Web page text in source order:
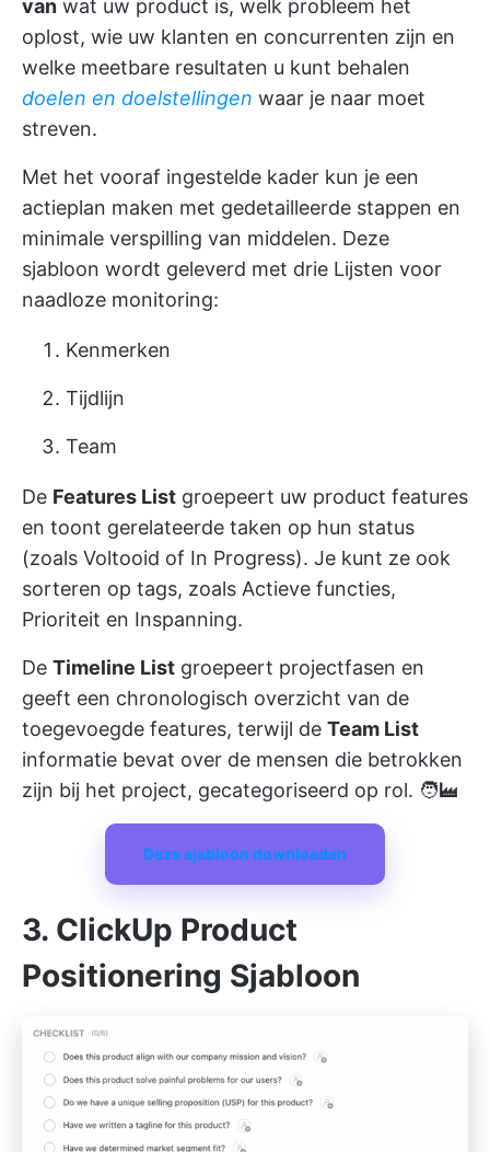
van wat uw product is, welk probleem het
oplost, wie uw klanten en concurrenten zijn en
welke meetbare resultaten u kunt behalen
doelen en doelstellingen waar je naar moet
streven.
Met het vooraf ingestelde kader kun je een
actieplan maken met gedetailleerde stappen en
minimale verspilling van middelen. Deze
sjabloon wordt geleverd met drie Lijsten voor
naadloze monitoring:
Kenmerken
Tijdlijn
Team
De Features List groepeert uw product features
en toont gerelateerde taken op hun status
(zoals Voltooid of In Progress). Je kunt ze ook
sorteren op tags, zoals Actieve functies,
Prioriteit en Inspanning.
De Timeline List groepeert projectfasen en
geeft een chronologisch overzicht van de
toegevoegde features, terwijl de Team List
informatie bevat over de mensen die betrokken
zijn bij het project, gecategoriseerd op rol. 🧑‍🏭
Deze sjabloon downloaden
3. ClickUp Product
Positionering Sjabloon